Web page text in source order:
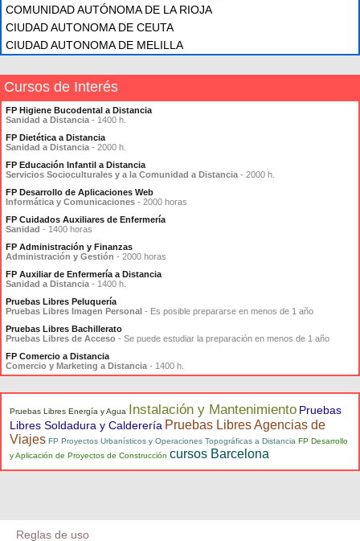
COMUNIDAD AUTÓNOMA DE LA RIOJA
CIUDAD AUTONOMA DE CEUTA
CIUDAD AUTONOMA DE MELILLA
Cursos de Interés
FP Higiene Bucodental a Distancia
Sanidad a Distancia - 1400 h.
FP Dietética a Distancia
Sanidad a Distancia - 2000 h.
FP Educación Infantil a Distancia
Servicios Socioculturales y a la Comunidad a Distancia - 2000 h.
FP Desarrollo de Aplicaciones Web
Informática y Comunicaciones - 2000 horas
FP Cuidados Auxiliares de Enfermería
Sanidad - 1400 horas
FP Administración y Finanzas
Administración y Gestión - 2000 horas
FP Auxiliar de Enfermería a Distancia
Sanidad a Distancia - 1400 h.
Pruebas Libres Peluquería
Pruebas Libres Imagen Personal - Es posible prepararse en menos de 1 año
Pruebas Libres Bachillerato
Pruebas Libres de Acceso - Se puede estudiar la preparación en menos de 1 año
FP Comercio a Distancia
Comercio y Marketing a Distancia - 1400 h.
Pruebas Libres Energía y Agua Instalación y Mantenimiento Pruebas
Libres Soldadura y Calderería Pruebas Libres Agencias de
Viajes FP Proyectos Urbanísticos y Operaciones Topográficas a Distancia FP Desarrollo
y Aplicación de Proyectos de Construcción cursos Barcelona
Reglas de uso